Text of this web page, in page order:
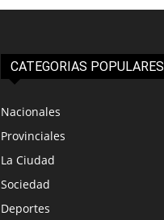
CATEGORIAS POPULARES
Nacionales
Provinciales
La Ciudad
Sociedad
Deportes